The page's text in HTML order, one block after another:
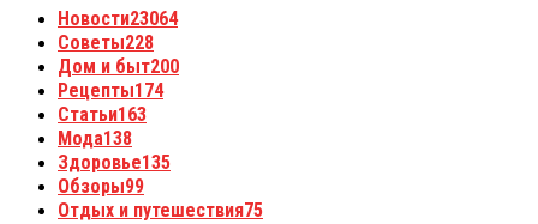
Новости23064
Советы228
Дом и быт200
Рецепты174
Статьи163
Мода138
Здоровье135
Обзоры99
Отдых и путешествия75